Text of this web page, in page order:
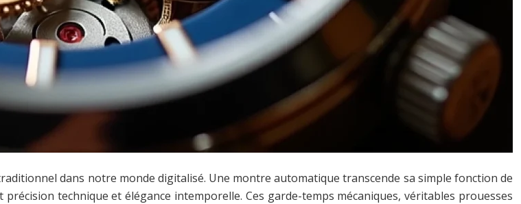
dans notre monde digitalisé. Une montre automatique transcende sa simple fonction de
technique et élégance intemporelle. Ces garde-temps mécaniques, véritables prouesses